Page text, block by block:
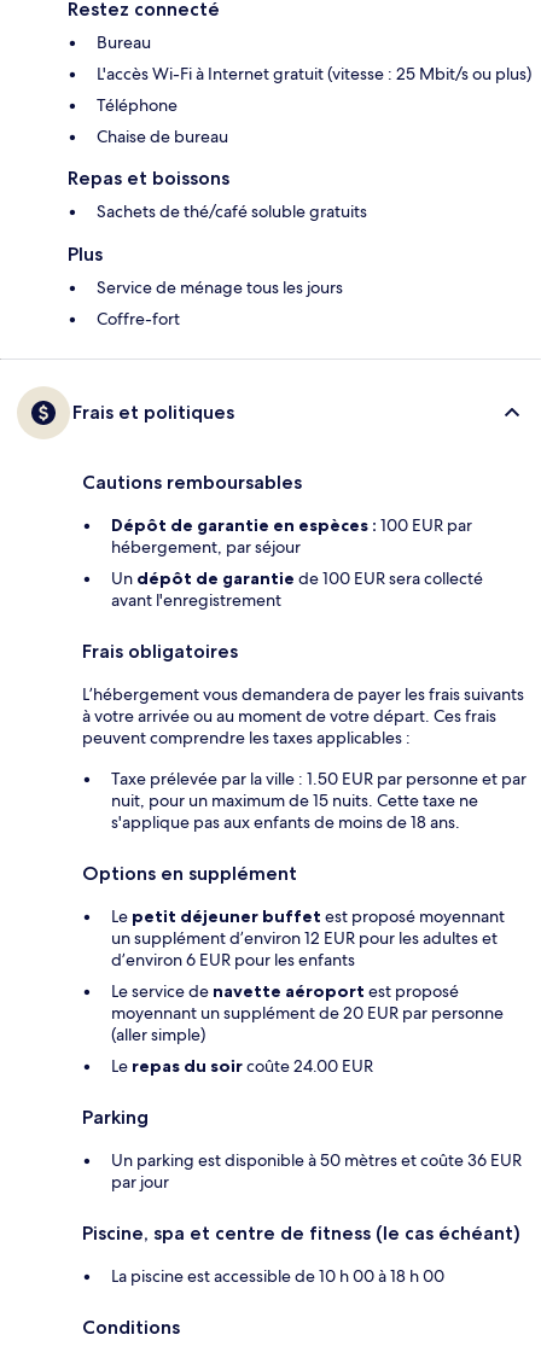
Restez connecté
Bureau
L'accès Wi-Fi à Internet gratuit (vitesse : 25 Mbit/s ou plus)
Téléphone
Chaise de bureau
Repas et boissons
Sachets de thé/café soluble gratuits
Plus
Service de ménage tous les jours
Coffre-fort
Frais et politiques
Cautions remboursables
Dépôt de garantie en espèces : 100 EUR par
hébergement, par séjour
Un dépôt de garantie de 100 EUR sera collecté
avant l'enregistrement
Frais obligatoires
L’hébergement vous demandera de payer les frais suivants
à votre arrivée ou au moment de votre départ. Ces frais
peuvent comprendre les taxes applicables :
Taxe prélevée par la ville : 1.50 EUR par personne et par
nuit, pour un maximum de 15 nuits. Cette taxe ne
s'applique pas aux enfants de moins de 18 ans.
Options en supplément
Le petit déjeuner buffet est proposé moyennant
un supplément d’environ 12 EUR pour les adultes et
d’environ 6 EUR pour les enfants
Le service de navette aéroport est proposé
moyennant un supplément de 20 EUR par personne
(aller simple)
Le repas du soircoûte 24.00 EUR
Parking
Un parking est disponible à 50 mètres et coûte 36 EUR
par jour
Piscine, spa et centre de fitness (le cas échéant)
La piscine est accessible de 10 h 00 à 18 h 00
Conditions